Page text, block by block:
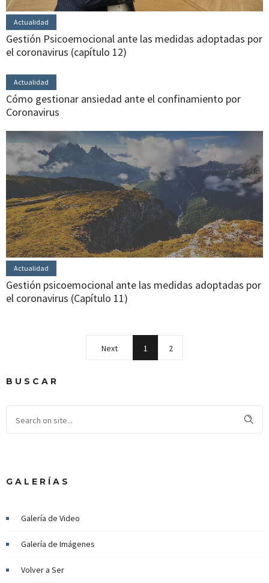
Actualidad
Gestión Psicoemocional ante las medidas adoptadas por
el coronavirus (capítulo 12)
Actualidad
Cómo gestionar ansiedad ante el confinamiento por
Coronavirus
Actualidad
Gestión psicoemocional ante las medidas adoptadas por
el coronavirus (Capítulo 11)
Next 1 2
BUSCAR
GALERÍAS
Galería de Video
Galería de Imágenes
Volver a Ser